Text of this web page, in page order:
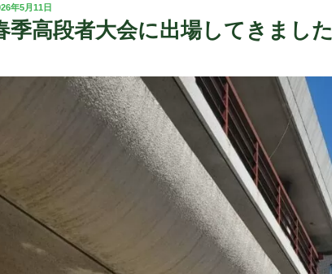
年5月11日
季高段者大会に出場してきました